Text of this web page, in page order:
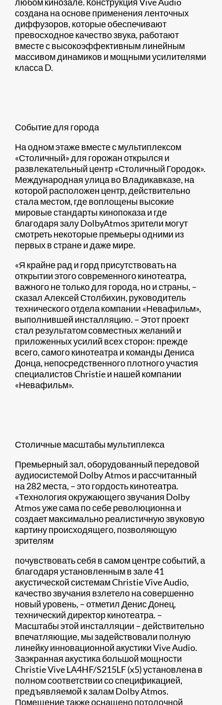
создана на основе применения ленточных
диффузоров, которые обеспечивают
превосходное качество звука, работают
вместе с высокоэффективным линейным
массивом динамиков и мощными усилителями
класса D.
Событие для города
На одном этаже вместе с мультиплексом
«Столичный» для горожан открылся и
развлекательный центр «Столичный Городок».
Международная улица во Владикавказе, на
которой расположен центр, действительно
стала местом, где воплощены высокие
мировые стандарты кинопоказа и где
благодаря залу DolbyAtmos зрители могут
смотреть некоторые премьеры одними из
первых в стране и даже мире.
«Я крайне рад и горд присутствовать на
открытии этого современного кинотеатра,
важного не только для города, но и страны, –
сказал Алексей Столбихин, руководитель
технического отдела компании «Невафильм»,
выполнившей инсталляцию. – Этот проект
стал результатом совместных желаний и
приложенных усилий всех сторон: прежде
всего, самого кинотеатра и команды Дениса
Донца, непосредственного плотного участия
специалистов Christie и нашей компании
«Невафильм».
Столичные масштабы мультиплекса
Премьерный зал, оборудованный передовой
аудиосистемой Dolby Atmos и рассчитанный
на 282 места, – это гордость кинотеатра.
«Технология окружающего звучания Dolby
Atmos уже сама по себе революционна и
создает максимально реалистичную звуковую
картину происходящего, позволяющую
зрителям
почувствовать себя в самом центре событий, а
благодаря установленным в зале 41
акустической системам Christie Vive Audio,
качество звучания взлетело на совершенно
новый уровень, – отметил Денис Донец,
технический директор кинотеатра. –
Масштабы этой инсталляции – действительно
впечатляющие, мы задействовали полную
линейку инновационной акустики Vive Audio.
Заэкранная акустика большой мощности
Christie Vive LA4HF/S215LF (x5) установлена в
полном соответствии со спецификацией,
предъявляемой к залам Dolby Atmos.
Помещение также оснащено потолочной